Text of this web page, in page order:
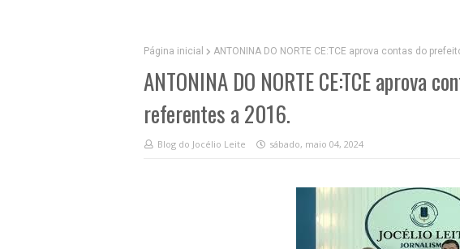
Página inicial ANTONINA DO NORTE CE:TCE aprova contas do
ANTONINA DO NORTE CE:TCE aprova
referentes a 2016.
Blog do Jocélio Leite sábado, maio 04, 2024